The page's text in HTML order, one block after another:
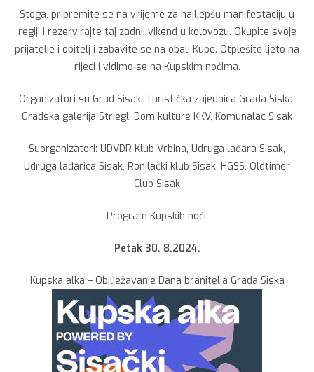
Stoga, pripremite se na vrijeme za najljepšu manifestaciju u
regiji i rezervirajte taj zadnji vikend u kolovozu. Okupite svoje
prijatelje i obitelj i zabavite se na obali Kupe. Otplešite ljeto na
rijeci i vidimo se na Kupskim noćima.
Organizatori su Grad Sisak, Turistička zajednica Grada Siska,
Gradska galerija Striegl, Dom kulture KKV, Komunalac Sisak
Suorganizatori: UDVDR Klub Vrbina, Udruga lađara Sisak,
Udruga lađarica Sisak, Ronilački klub Sisak, HGSS, Oldtimer
Club Sisak
Program Kupskih noći:
Petak 30. 8.2024.
Kupska alka – Obilježavanje Dana branitelja Grada Siska